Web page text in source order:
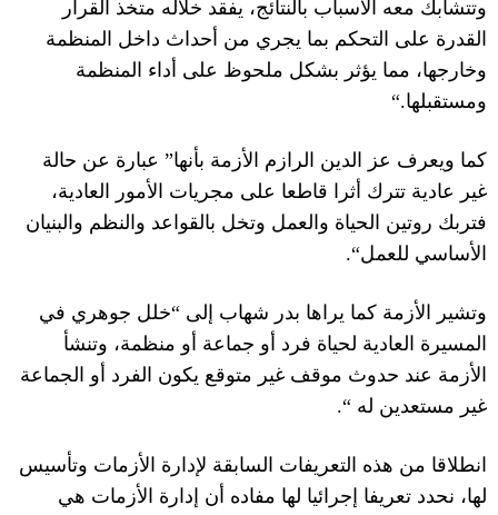
وتتشابك معه الأسباب بالنتائج، يفقد خلاله متخذ القرار
القدرة على التحكم بما يجري من أحداث داخل المنظمة
وخارجها، مما يؤثر بشكل ملحوظ على أداء المنظمة
ومستقبلها.“
كما ويعرف عز الدين الرازم الأزمة بأنها” عبارة عن حالة
غير عادية تترك أثرا قاطعا على مجريات الأمور العادية،
فتربك روتين الحياة والعمل وتخل بالقواعد والنظم والبنيان
الأساسي للعمل“.
وتشير الأزمة كما يراها بدر شهاب إلى “خلل جوهري في
المسيرة العادية لحياة فرد أو جماعة أو منظمة، وتنشأ
الأزمة عند حدوث موقف غير متوقع يكون الفرد أو الجماعة
غير مستعدين له “.
انطلاقا من هذه التعريفات السابقة لإدارة الأزمات وتأسيس
لها، نحدد تعريفا إجرائيا لها مفاده أن إدارة الأزمات هي